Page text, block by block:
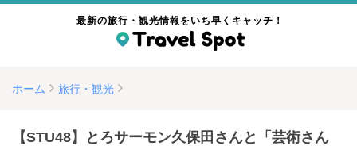
最新の旅行・観光情報をいち早くキャッチ！
ホーム 旅行・観光
【STU48】とろサーモン久保田さんと「芸術さん